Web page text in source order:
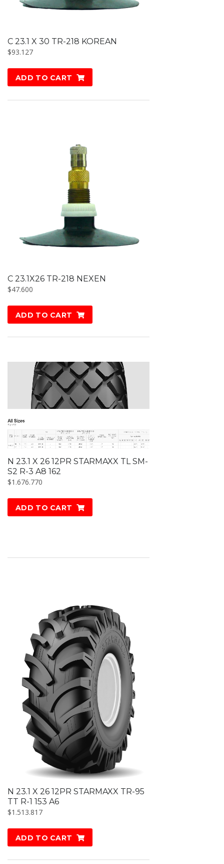
C 23.1 X 30 TR-218 KOREAN
$93.127
ADD TO CART
C 23.1X26 TR-218 NEXEN
$47.600
ADD TO CART
N 23.1 X 26 12PR STARMAXX TL SM-
S2 R-3 A8 162
$1.676.770
ADD TO CART
N 23.1 X 26 12PR STARMAXX TR-95
TT R-1 153 A6
$1.513.817
ADD TO CART